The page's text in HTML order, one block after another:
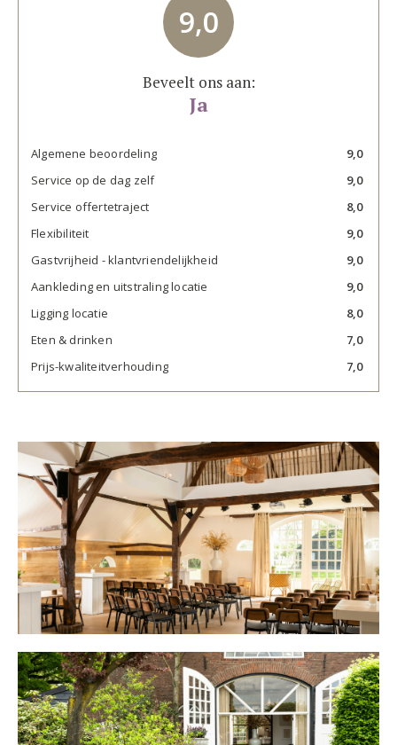
9,0
Beveelt ons aan:
Ja
Algemene beoordeling
9,0
Service op de dag zelf
9,0
Service offertetraject
8,0
Flexibiliteit
9,0
Gastvrijheid - klantvriendelijkheid
9,0
Aankleding en uitstraling locatie
9,0
Ligging locatie
8,0
Eten & drinken
7,0
Prijs-kwaliteitverhouding
7,0